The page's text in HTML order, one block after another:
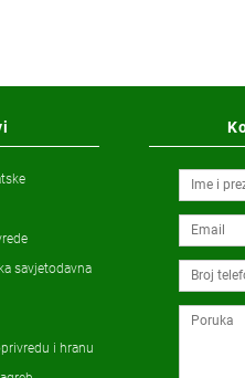
savjetodavna
i hranu